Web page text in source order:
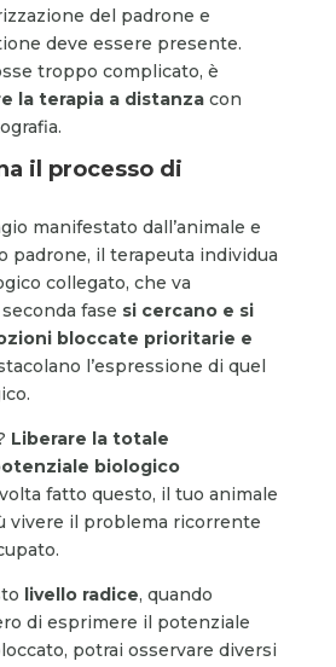
del padrone e
deve essere presente.
troppo complicato, è
la terapia a distanzacon
il processo di
manifestato dall’animale e
padrone, il terapeuta individua
collegato, che va
fase si cercano e si
bloccate prioritarie e
l’espressione di quel
Liberare la totale
biologico
fatto questo, il tuo animale
vivere il problema ricorrente
livello radice, quando
di esprimere il potenziale
potrai osservare diversi